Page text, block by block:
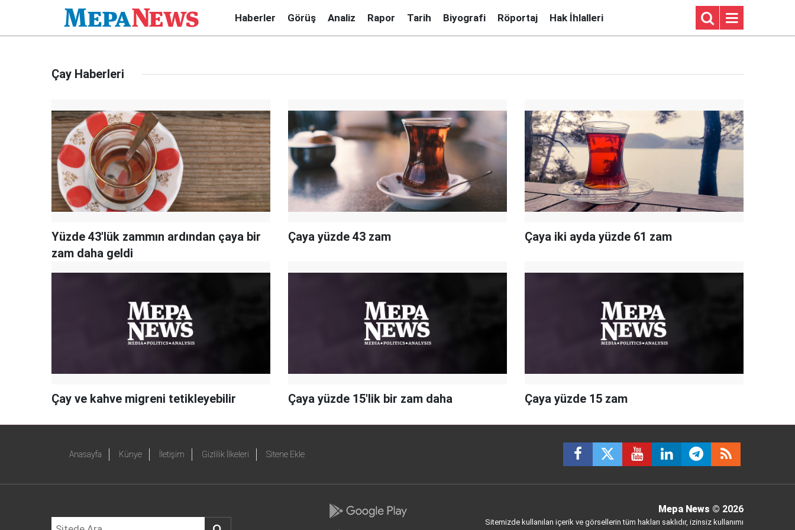
Haberler Görüş Analiz Rapor Tarih Biyografi Röportaj Hak İhlalleri
Çay Haberleri
Yüzde 43'lük zammın ardından çaya bir
zam daha geldi
Çaya yüzde 43 zam Çaya iki ayda yüzde 61 zam
Çay ve kahve migreni tetikleyebilir Çaya yüzde 15'lik bir zam daha Çaya yüzde 15 zam
Anasayfa Künye İletişim Gizlilik İlkeleri Sitene Ekle
Mepa News © 2026
Sitemizde kullanılan içerik ve görsellerin tüm hakları saklıdır, izinsiz kullanımı